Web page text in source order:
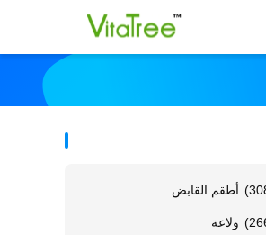
أطقم القابض
ولاعة